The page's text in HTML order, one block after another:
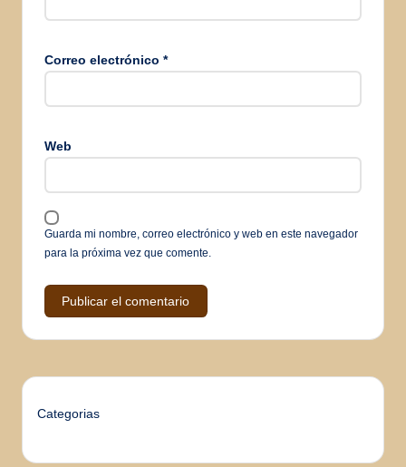
Correo electrónico *
Web
Guarda mi nombre, correo electrónico y web en este navegador
para la próxima vez que comente.
Categorias